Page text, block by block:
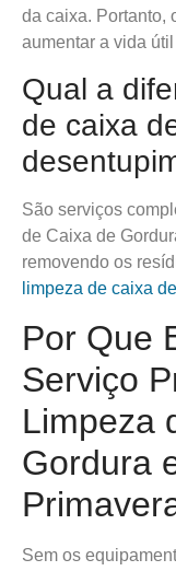
da caixa. Portanto,
aumentar a vida
Qual a
de caixa
São serviços
de Caixa de
removendo os
limpeza de caixa
Por Que
Serviço
Limpeza
Gordura
Sem os